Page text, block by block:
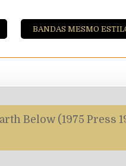
BANDAS MESMO
Below (1975 Press